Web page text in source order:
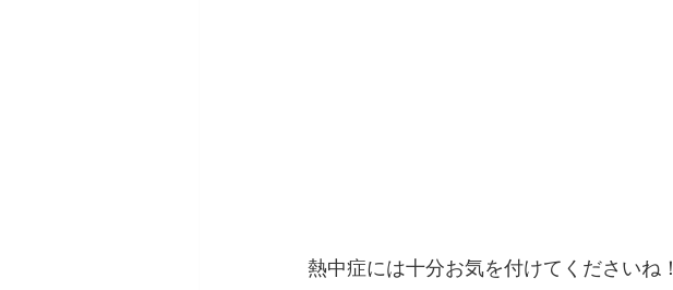
熱中症には十分お気を付けてくださいね！